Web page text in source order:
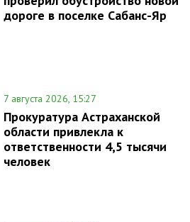
дороге в поселке Сабанс-Яр
7 августа 2026, 15:27
Прокуратура Астраханской
области привлекла к
ответственности 4,5 тысячи
человек